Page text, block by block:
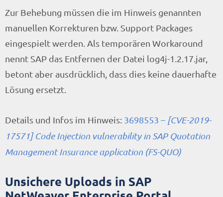
Zur Behebung müssen die im Hinweis genannten
manuellen Korrekturen bzw. Support Packages
eingespielt werden. Als temporären Workaround
nennt SAP das Entfernen der Datei log4j-1.2.17.jar,
betont aber ausdrücklich, dass dies keine dauerhafte
Lösung ersetzt.
Details und Infos im Hinweis: 3698553 – [CVE-2019-
17571] Code Injection vulnerability in SAP Quotation
Management Insurance application (FS-QUO)
Unsichere Uploads in SAP